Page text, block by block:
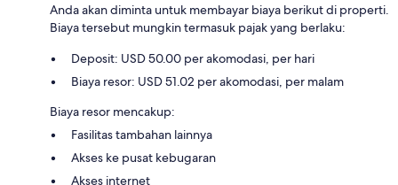
Anda akan diminta untuk membayar biaya berikut di properti.
Biaya tersebut mungkin termasuk pajak yang berlaku:
Deposit: USD 50.00 per akomodasi, per hari
Biaya resor: USD 51.02 per akomodasi, per malam
Biaya resor mencakup:
Fasilitas tambahan lainnya
Akses ke pusat kebugaran
Akses internet